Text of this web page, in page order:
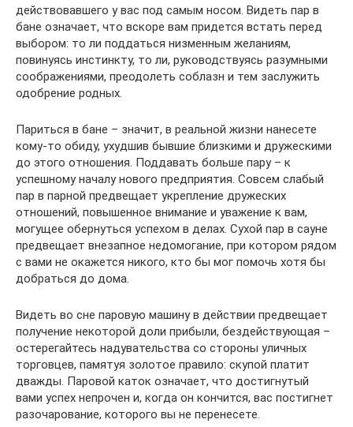
действовавшего у вас под самым носом. Видеть пар в
бане означает, что вскоре вам придется встать перед
выбором: то ли поддаться низменным желаниям,
повинуясь инстинкту, то ли, руководствуясь разумными
соображениями, преодолеть соблазн и тем заслужить
одобрение родных.
Париться в бане – значит, в реальной жизни нанесете
кому-то обиду, ухудшив бывшие близкими и дружескими
до этого отношения. Поддавать больше пару – к
успешному началу нового предприятия. Совсем слабый
пар в парной предвещает укрепление дружеских
отношений, повышенное внимание и уважение к вам,
могущее обернуться успехом в делах. Сухой пар в сауне
предвещает внезапное недомогание, при котором рядом
с вами не окажется никого, кто бы мог помочь хотя бы
добраться до дома.
Видеть во сне паровую машину в действии предвещает
получение некоторой доли прибыли, бездействующая –
остерегайтесь надувательства со стороны уличных
торговцев, памятуя золотое правило: скупой платит
дважды. Паровой каток означает, что достигнутый
вами успех непрочен и, когда он кончится, вас постигнет
разочарование, которого вы не перенесете.